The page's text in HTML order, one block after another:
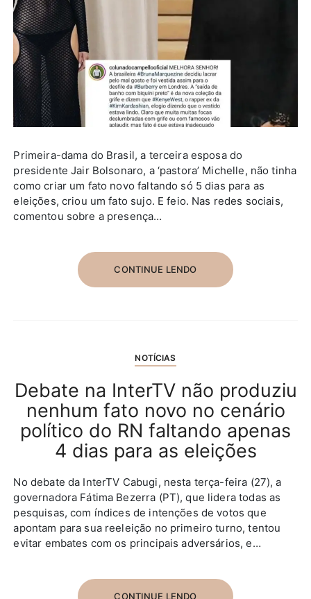
Primeira-dama do Brasil, a terceira esposa do
presidente Jair Bolsonaro, a ‘pastora’ Michelle, não tinha
como criar um fato novo faltando só 5 dias para as
eleições, criou um fato sujo. E feio. Nas redes sociais,
comentou sobre a presença…
CONTINUE LENDO
NOTÍCIAS
Debate na InterTV não produziu
nenhum fato novo no cenário
político do RN faltando apenas
4 dias para as eleições
No debate da InterTV Cabugi, nesta terça-feira (27), a
governadora Fátima Bezerra (PT), que lidera todas as
pesquisas, com índices de intenções de votos que
apontam para sua reeleição no primeiro turno, tentou
evitar embates com os principais adversários, e…
CONTINUE LENDO